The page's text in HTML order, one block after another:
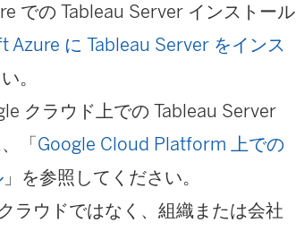
での Tableau Server インストール
Azure に Tableau Server をインス
。
クラウド上での Tableau Server
「Google Cloud Platform 上での
」を参照してください。
ラウドではなく、組織または会社